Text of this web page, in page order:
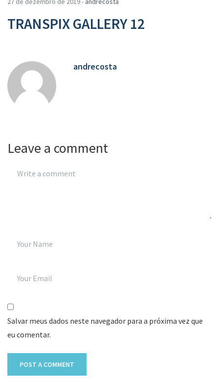
TRANSPIX GALLERY 12
andrecosta
Leave a comment
Salvar meus dados neste navegador para a próxima vez que
eu comentar.